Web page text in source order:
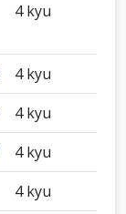
4 kyu
4 kyu
4 kyu
4 kyu
4 kyu